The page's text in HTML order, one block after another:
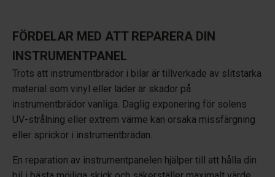
FÖRDELAR MED ATT REPARERA DIN
INSTRUMENTPANEL
Trots att instrumentbrädor i bilar är tillverkade av slitstarka
material som vinyl eller läder är skador på
instrumentbrädor vanliga. Daglig exponering för solens
UV-strålning eller extrem värme kan orsaka missfärgning
eller sprickor i instrumentbrädan.
En reparation av instrumentpanelen hjälper till att hålla din